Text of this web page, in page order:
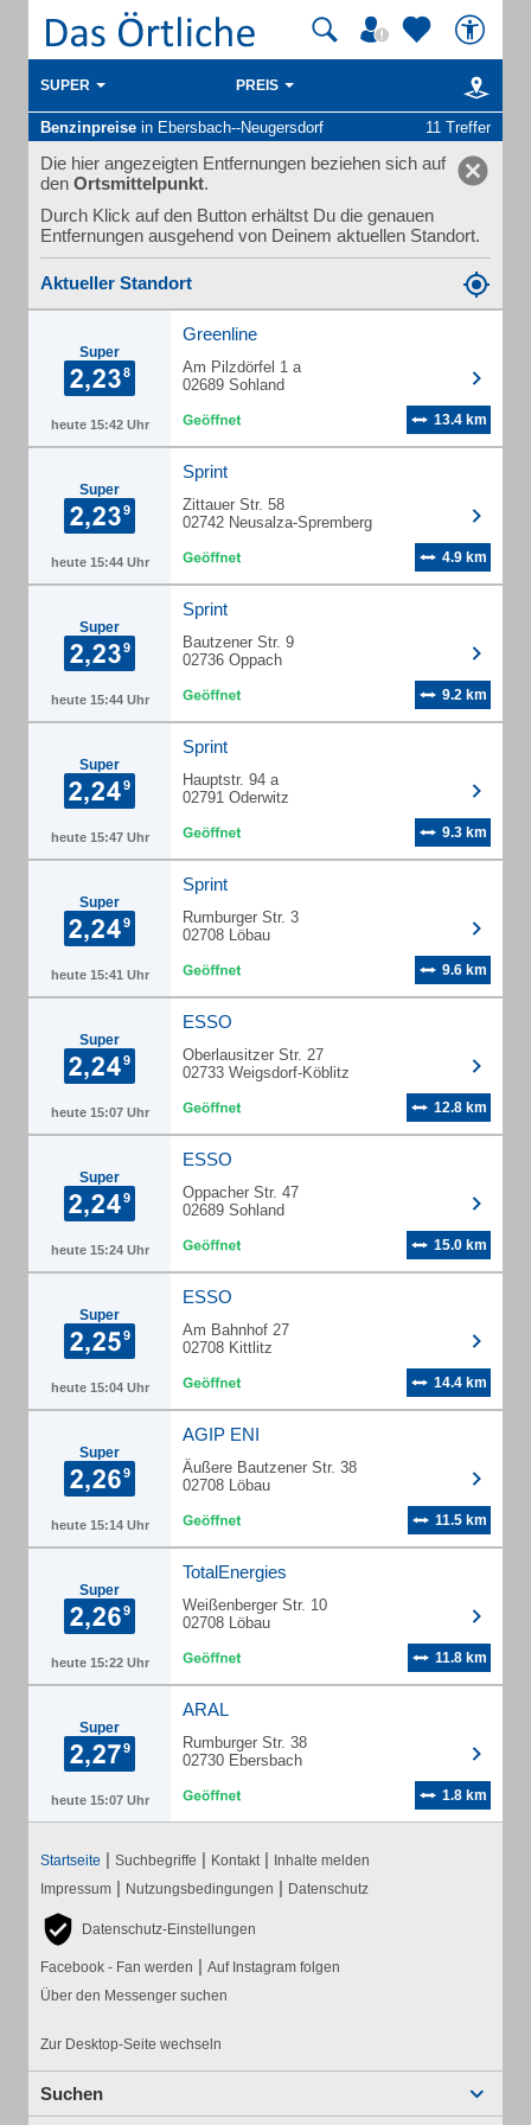
SUPER PREIS
Benzinpreise in Ebersbach--Neugersdorf 11 Treffer
Die hier angezeigten Entfernungen beziehen sich auf
den Ortsmittelpunkt.
Durch Klick auf den Button erhältst Du die genauen
Entfernungen ausgehend von Deinem aktuellen Standort.
Aktueller Standort
Super
heute 15:42 Uhr
Greenline
Am Pilzdörfel 1 a
02689 Sohland
13.4 km
Super
heute 15:44 Uhr
Sprint
Zittauer Str. 58
02742 Neusalza-Spremberg
4.9 km
Super
heute 15:44 Uhr
Sprint
Bautzener Str. 9
02736 Oppach
9.2 km
Super
heute 15:47 Uhr
Sprint
Hauptstr. 94 a
02791 Oderwitz
9.3 km
Super
heute 15:41 Uhr
Sprint
Rumburger Str. 3
02708 Löbau
9.6 km
Super
heute 15:07 Uhr
ESSO
Oberlausitzer Str. 27
02733 Weigsdorf-Köblitz
12.8 km
Super
heute 15:24 Uhr
ESSO
Oppacher Str. 47
02689 Sohland
15.0 km
Super
heute 15:04 Uhr
ESSO
Am Bahnhof 27
02708 Kittlitz
14.4 km
Super
heute 15:14 Uhr
AGIP ENI
Äußere Bautzener Str. 38
02708 Löbau
11.5 km
Super
heute 15:22 Uhr
TotalEnergies
Weißenberger Str. 10
02708 Löbau
11.8 km
Super
heute 15:07 Uhr
ARAL
Rumburger Str. 38
02730 Ebersbach
1.8 km
Startseite | Suchbegriffe | Kontakt | Inhalte melden
Impressum | Nutzungsbedingungen | Datenschutz
Datenschutz-Einstellungen
Facebook - Fan werden | Auf Instagram folgen
Über den Messenger suchen
Zur Desktop-Seite wechseln
Suchen